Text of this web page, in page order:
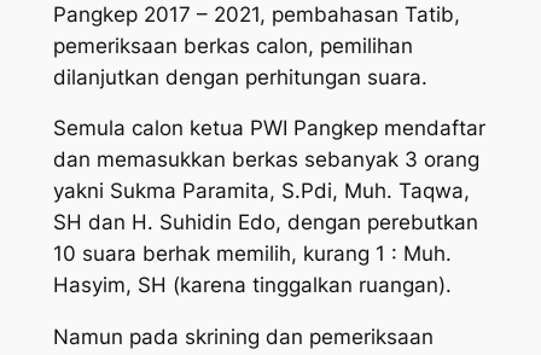
Pangkep 2017 – 2021, pembahasan Tatib,
pemeriksaan berkas calon, pemilihan
dilanjutkan dengan perhitungan suara.
Semula calon ketua PWI Pangkep mendaftar
dan memasukkan berkas sebanyak 3 orang
yakni Sukma Paramita, S.Pdi, Muh. Taqwa,
SH dan H. Suhidin Edo, dengan perebutkan
10 suara berhak memilih, kurang 1 : Muh.
Hasyim, SH (karena tinggalkan ruangan).
Namun pada skrining dan pemeriksaan